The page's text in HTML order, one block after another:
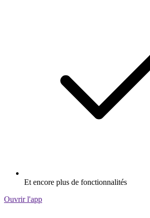
Et encore plus de fonctionnalités
Ouvrir l'app